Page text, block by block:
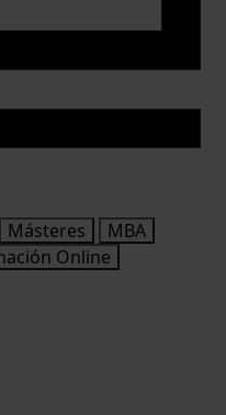
Másteres
MBA
Online